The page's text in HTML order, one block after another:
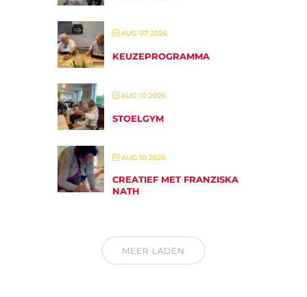
AUG 07 2026
KEUZEPROGRAMMA
AUG 10 2026
STOELGYM
AUG 10 2026
CREATIEF MET FRANZISKA
NATH
MEER LADEN